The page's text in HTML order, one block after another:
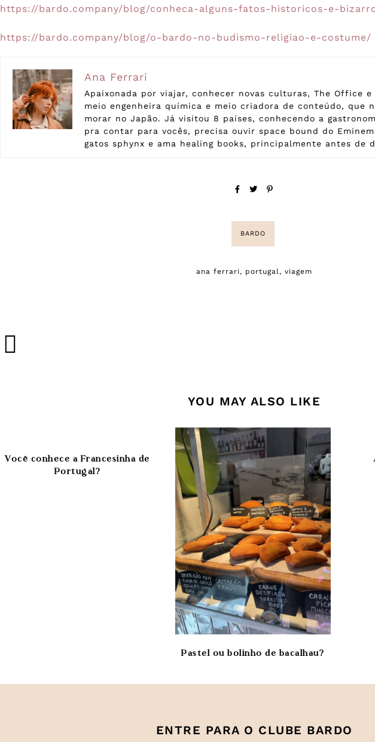
https://bardo.company/blog/conheca-alguns-fatos-historicos-e-
https://bardo.company/blog/o-bardo-no-budismo-religiao-e-costume/
Ana Ferrari
Apaixonada por viajar, conhecer novas culturas, The Office e
meio engenheira química e meio criadora de conteúdo, que
morar no Japão. Já visitou 8 países, conhecendo a
pra contar para vocês, precisa ouvir space bound do
gatos sphynx e ama healing books, principalmente antes de
BARDO
ana ferrari, portugal, viagem
YOU MAY ALSO LIKE
Você conhece a Francesinha de
Portugal?
Pastel ou bolinho de bacalhau?
ENTRE PARA O CLUBE BARDO